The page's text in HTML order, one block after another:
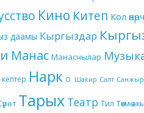
Кино Китеп Кол
даамы Кыргыздар
Манас Манасчылар
Нарк О. Шакир Салт
Тарых Театр Тил Төкмө